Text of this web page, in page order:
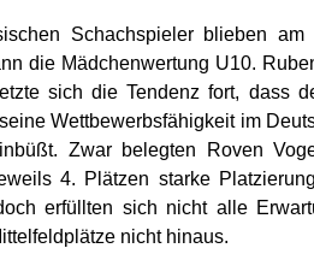
Schachspieler blieben
die Mädchenwertung U10.
sich die Tendenz fort, dass
Wettbewerbsfähigkeit im
Zwar belegten Roven
4. Plätzen starke
erfüllten sich nicht alle
nicht hinaus.